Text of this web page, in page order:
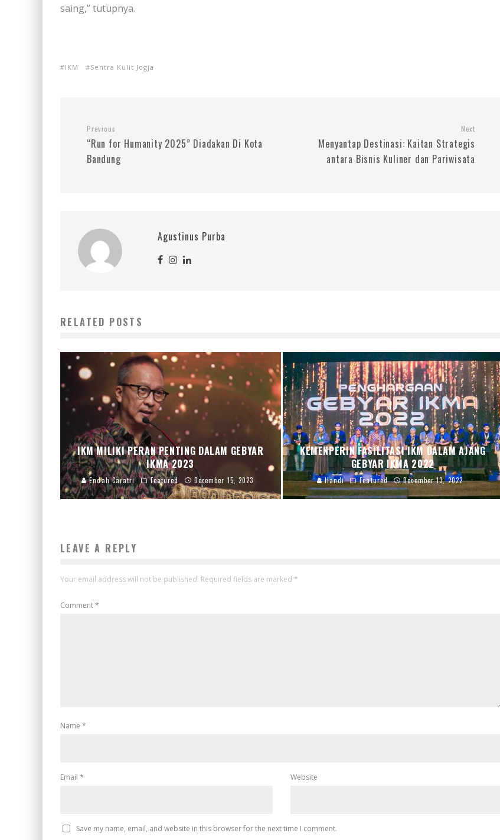
saing,” tutupnya.
IKM Sentra Kulit Jogja
Previous
“Run for Humanity 2025” Diadakan Di Kota
Bandung
Next
Menyantap Destinasi: Kaitan Strategis
antara Bisnis Kuliner dan Pariwisata
Agustinus Purba
RELATED POSTS
IKM MILIKI PERAN PENTING DALAM GEBYAR
IKMA 2023
Endah Caratri Featured December 15, 2023
KEMENPERIN FASILITASI IKM DALAM AJANG
GEBYAR IKMA 2022
Handi Featured December 13, 2022
LEAVE A REPLY
Your email address will not be published. Required fields are marked *
Comment*
Name *
Email * Website
Save my name, email, and website in this browser for the next time I comment.